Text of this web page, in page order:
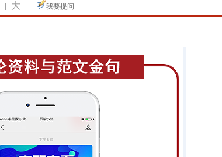
大 我要提问